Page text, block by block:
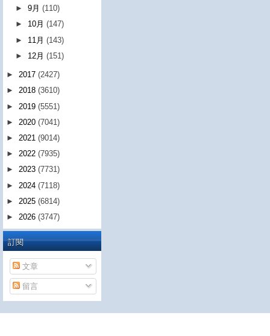
►9月(110)
► 10月(147)
► 11月(143)
► 12月(151)
► 2017 (2427)
► 2018 (3610)
► 2019 (5551)
► 2020 (7041)
► 2021 (9014)
► 2022 (7935)
► 2023 (7731)
► 2024 (7118)
► 2025 (6814)
► 2026 (3747)
訂閱
文章
留言